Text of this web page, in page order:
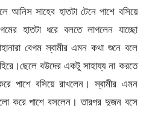
আনিস সাহেব হাতটা টেনে পাশে বসিয়ে
হাতটা ধরে বলতে লাগলেন যাচ্ছো
বেগম স্বামীর এমন কথা শুনে বলে
বউদের একটু সাহায্য না করতে
পাশে বসিয়ে রাখলেন। স্বামীর এমন
করে পাশে বসলেন। তারপর দুজন বসে